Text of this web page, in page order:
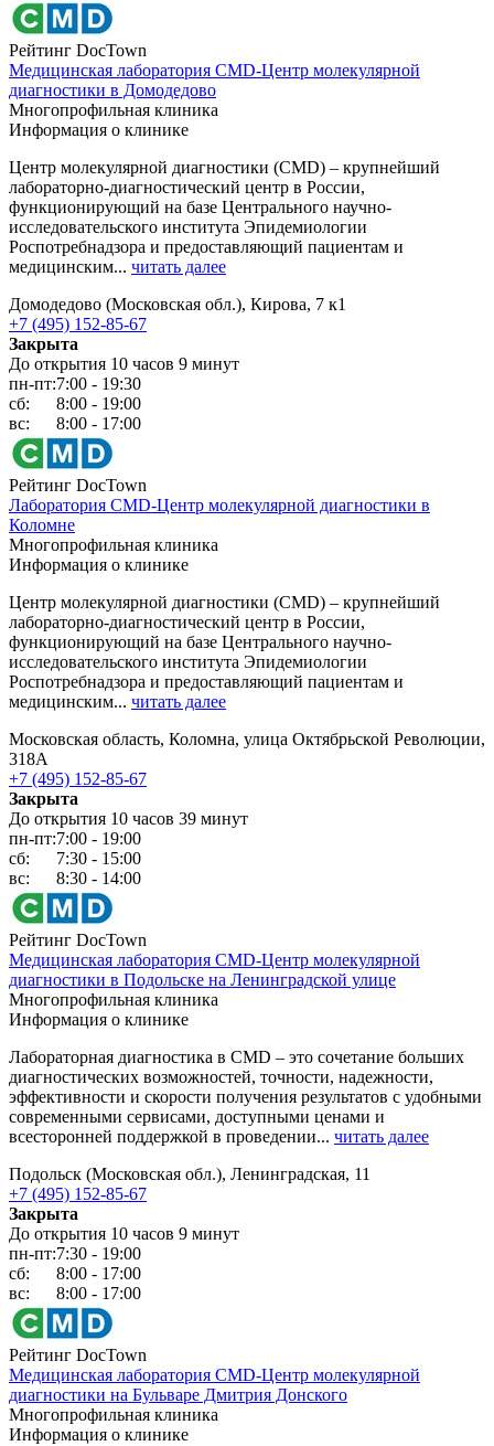
Рейтинг DocTown
Медицинская лаборатория CMD-Центр молекулярной
диагностики в Домодедово
Многопрофильная клиника
Информация о клинике
Центр молекулярной диагностики (CMD) – крупнейший
лабораторно-диагностический центр в России,
функционирующий на базе Центрального научно-
исследовательского института Эпидемиологии
Роспотребнадзора и предоставляющий пациентам и
медицинским... читать далее
Домодедово (Московская обл.), Кирова, 7 к1
+7 (495) 152-85-67
Закрыта
До открытия 10 часов 9 минут
пн-пт:7:00 - 19:30
сб:
8:00 - 19:00
вс:
8:00 - 17:00
Рейтинг DocTown
Лаборатория CMD-Центр молекулярной диагностики в
Коломне
Многопрофильная клиника
Информация о клинике
Центр молекулярной диагностики (CMD) – крупнейший
лабораторно-диагностический центр в России,
функционирующий на базе Центрального научно-
исследовательского института Эпидемиологии
Роспотребнадзора и предоставляющий пациентам и
медицинским... читать далее
Московская область, Коломна, улица Октябрьской Революции,
318А
+7 (495) 152-85-67
Закрыта
До открытия 10 часов 39 минут
пн-пт:7:00 - 19:00
сб:
7:30 - 15:00
вс:
8:30 - 14:00
Рейтинг DocTown
Медицинская лаборатория CMD-Центр молекулярной
диагностики в Подольске на Ленинградской улице
Многопрофильная клиника
Информация о клинике
Лабораторная диагностика в CMD – это сочетание больших
диагностических возможностей, точности, надежности,
эффективности и скорости получения результатов с удобными
современными сервисами, доступными ценами и
всесторонней поддержкой в проведении... читать далее
Подольск (Московская обл.), Ленинградская, 11
+7 (495) 152-85-67
Закрыта
До открытия 10 часов 9 минут
пн-пт:7:30 - 19:00
сб:
8:00 - 17:00
вс:
8:00 - 17:00
Рейтинг DocTown
Медицинская лаборатория CMD-Центр молекулярной
диагностики на Бульваре Дмитрия Донского
Многопрофильная клиника
Информация о клинике